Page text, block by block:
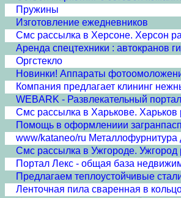
Пружины
Изготовление ежедневников
Смс рассылка в Херсоне. Херсон
Аренда спецтехники : автокранов
Оргстекло
Новинки! Аппараты
Компания предлагает клининг
WEBARK - Развлекательный портал
Смс рассылка в Харькове. Харьков
Помощь в оформлениии
www/kataneo/ru
Смс рассылка в Ужгороде. Ужгород
Портал Лекс - общая база
Предлагаем теплоустойчивые
Ленточная пила сваренная в